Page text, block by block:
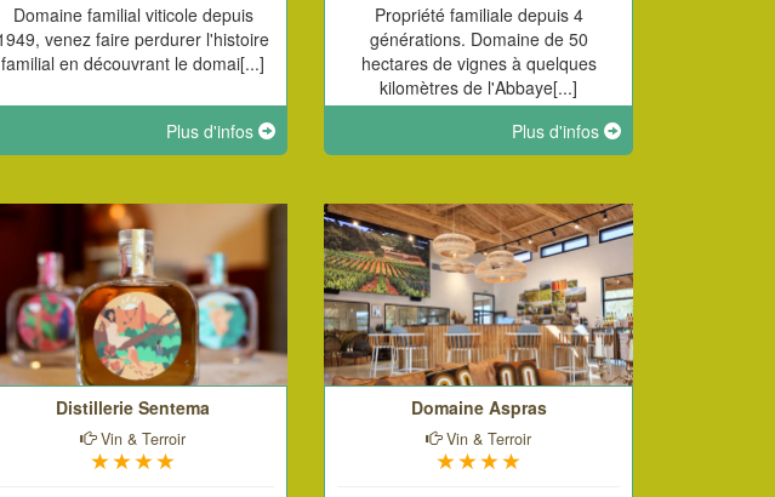
Domaine familial viticole depuis
venez faire perdurer l'histoire
familial en découvrant le domai[...]
Plus d'infos
Propriété familiale depuis 4
générations. Domaine de 50
hectares de vignes à quelques
kilomètres de l'Abbaye[...]
Plus d'infos
Distillerie Sentema
Vin & Terroir
Domaine Aspras
Vin & Terroir